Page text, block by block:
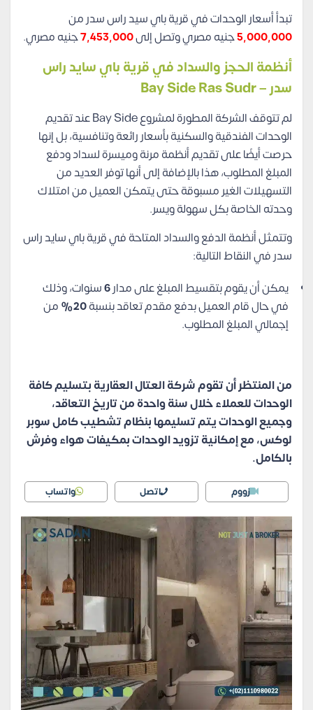
تبدأ أسعار الوحدات في قرية باي سيد راس سدر من
5,000,000جنيه مصري وتصل إلى7,453,000جنيه مصري.
أنظمة الحجز والسداد في قرية باي سايد راس
سدر – Bay Side Ras Sudr
لم تتوقف الشركة المطورة لمشروع Bay Side عند تقديم
الوحدات الفندقية والسكنية بأسعار رائعة وتنافسية، بل إنها
حرصت أيضًا على تقديم أنظمة مرنة وميسرة لسداد ودفع
المبلغ المطلوب، هذا بالإضافة إلى أنها توفر العديد من
التسهيلات الغير مسبوقة حتى يتمكن العميل من امتلاك
وحدته الخاصة بكل سهولة ويسر.
وتتمثل أنظمة الدفع والسداد المتاحة في قرية باي سايد راس
سدر في النقاط التالية:
يمكن أن يقوم بتقسيط المبلغ على مدار6سنوات، وذلك
في حال قام العميل بدفع مقدم تعاقد بنسبة20%
من
إجمالي المبلغ المطلوب.
من المنتظر أن تقوم شركة العتال العقارية بتسليم كافة
الوحدات للعملاء خلال سنة واحدة من تاريخ التعاقد،
وجميع الوحدات يتم تسليمها بنظام تشطيب كامل سوبر
لوكس، مع إمكانية تزويد الوحدات بمكيفات هواء وفرش
بالكامل.
زووم اتصل واتساب